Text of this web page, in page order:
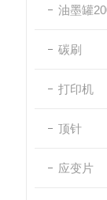
油墨罐
碳刷
打印机
顶针
应变片